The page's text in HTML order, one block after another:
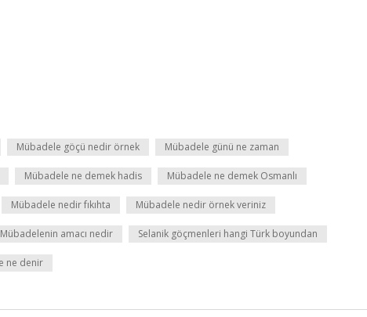
Mübadele göçü nedir örnek Mübadele günü ne zaman
Mübadele ne demek hadis Mübadele ne demek Osmanlı
Mübadele nedir fıkıhta Mübadele nedir örnek veriniz
Mübadelenin amacı nedir Selanik göçmenleri hangi Türk boyundan
ne denir